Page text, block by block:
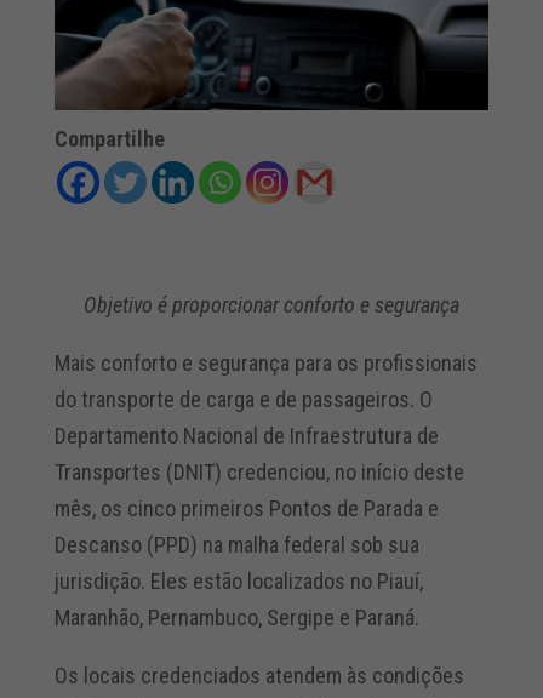
Compartilhe
Objetivo é proporcionar conforto e segurança
Mais conforto e segurança para os profissionais
do transporte de carga e de passageiros. O
Departamento Nacional de Infraestrutura de
Transportes (DNIT) credenciou, no início deste
mês, os cinco primeiros Pontos de Parada e
Descanso (PPD) na malha federal sob sua
jurisdição. Eles estão localizados no Piauí,
Maranhão, Pernambuco, Sergipe e Paraná.
Os locais credenciados atendem às condições